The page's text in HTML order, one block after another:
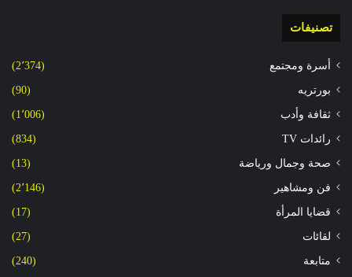
تصنيفات
أسرة ومجتمع (2٬374)
بورتريه (90)
ثقافة وأدب (1٬006)
رائدات TV (834)
صحة وجمال ورياضة (13)
فن ومشاهير (2٬146)
قضايا المرأة (17)
لقائات (27)
متابعة (240)